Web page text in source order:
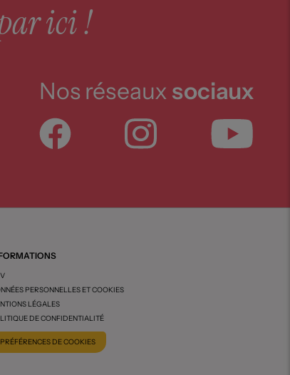
ici !
Nos réseaux sociaux
PERSONNELLES ET COOKIES
LÉGALES
DE CONFIDENTIALITÉ
PRÉFÉRENCES DE COOKIES